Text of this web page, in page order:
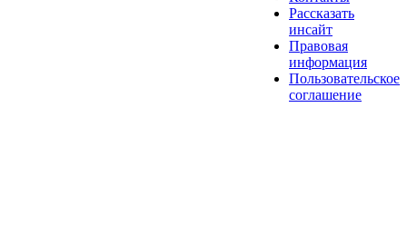
Рассказать
инсайт
Правовая
информация
Пользовательское
соглашение